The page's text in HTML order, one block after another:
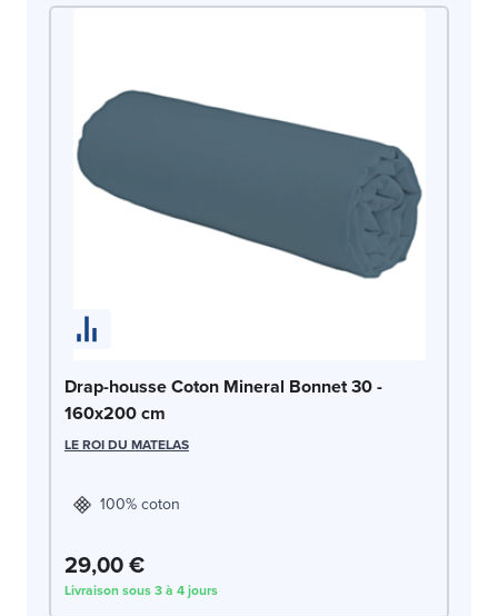
Drap-housse Coton Mineral Bonnet 30 -
160x200 cm
LE ROI DU MATELAS
100% coton
29,00 €
Livraison sous 3 à 4 jours